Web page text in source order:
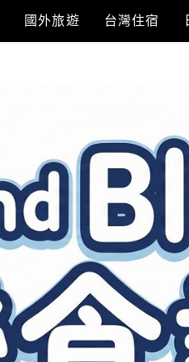
國外旅遊 台灣住宿